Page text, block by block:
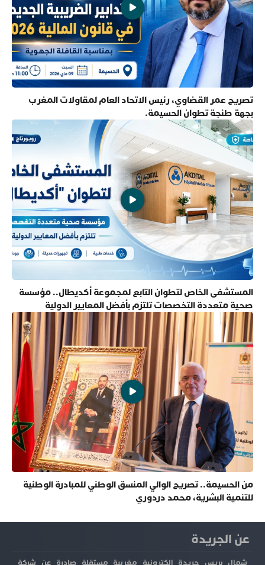
تصريح عمر القضاوي، رئيس الاتحاد العام لمقاولات المغرب
بجهة طنجة تطوان الحسيمة.
المستشفى الخاص لتطوان التابع لمجموعة أكديطال.. مؤسسة
صحية متعددة التخصصات تلتزم بأفضل المعايير الدولية
من الحسيمة.. تصريح الوالي المنسق الوطني للمبادرة الوطنية
للتنمية البشرية، محمد دردوري
عن الجريدة
شمال بريس جريدة إلكترونية مغربية مستقلة صادرة عن شركة